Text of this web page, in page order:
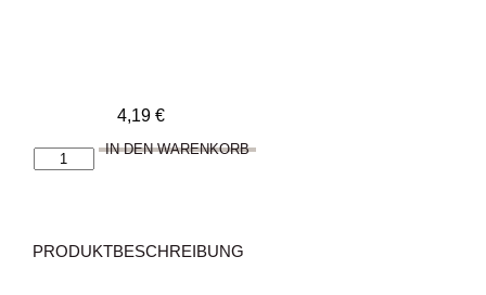
4,19 €
Zertifikat
für
Menge
IN DEN WARENKORB
PRODUKTBESCHREIBUNG